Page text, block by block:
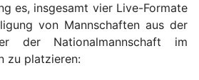
es, insgesamt vier Live-Formate
von Mannschaften aus der
der Nationalmannschaft im
zu platzieren: